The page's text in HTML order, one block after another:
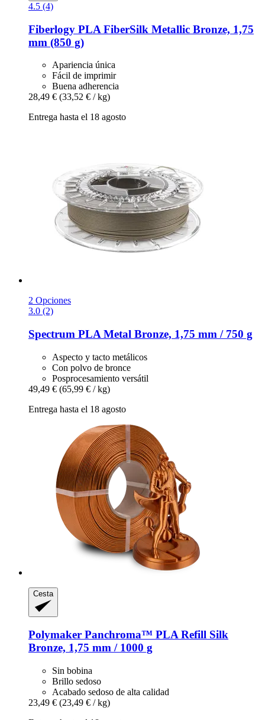
4.5 (4)
Fiberlogy PLA FiberSilk Metallic Bronze, 1,75
mm (850 g)
Apariencia única
Fácil de imprimir
Buena adherencia
28,49 € (33,52 € / kg)
Entrega hasta el 18 agosto
2 Opciones
3.0 (2)
Spectrum PLA Metal Bronze, 1,75 mm / 750 g
Aspecto y tacto metálicos
Con polvo de bronce
Posprocesamiento versátil
49,49 € (65,99 € / kg)
Entrega hasta el 18 agosto
Cesta
Polymaker Panchroma™ PLA Refill Silk
Bronze, 1,75 mm / 1000 g
Sin bobina
Brillo sedoso
Acabado sedoso de alta calidad
23,49 € (23,49 € / kg)